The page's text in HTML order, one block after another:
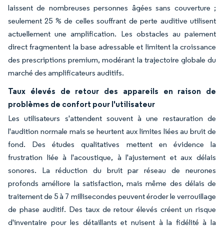
laissent de nombreuses personnes âgées sans couverture ;
seulement 25 % de celles souffrant de perte auditive utilisent
actuellement une amplification. Les obstacles au paiement
direct fragmentent la base adressable et limitent la croissance
des prescriptions premium, modérant la trajectoire globale du
marché des amplificateurs auditifs.
Taux élevés de retour des appareils en raison de
problèmes de confort pour l'utilisateur
Les utilisateurs s'attendent souvent à une restauration de
l'audition normale mais se heurtent aux limites liées au bruit de
fond. Des études qualitatives mettent en évidence la
frustration liée à l'acoustique, à l'ajustement et aux délais
sonores. La réduction du bruit par réseau de neurones
profonds améliore la satisfaction, mais même des délais de
traitement de 5 à 7 millisecondes peuvent éroder le verrouillage
de phase auditif. Des taux de retour élevés créent un risque
d'inventaire pour les détaillants et nuisent à la fidélité à la